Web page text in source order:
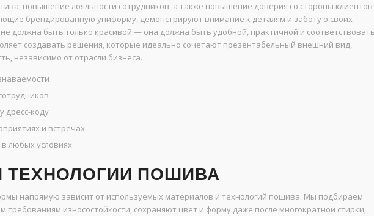
повышение лояльности сотрудников, а также повышение доверия со стороны клиентов
брендированную униформу, демонстрируют внимание к деталям и заботу о своих
должна быть только красивой — она должна быть удобной, практичной и
создавать решения, которые идеально сочетают презентабельный внешний вид,
независимо от отрасли бизнеса.
дресс-коду
и встречах
любых условиях
ТЕХНОЛОГИИ ПОШИВА
напрямую зависит от используемых материалов и технологий пошива. Мы подбираем
износостойкости, сохраняют цвет и форму даже после многократной стирки,